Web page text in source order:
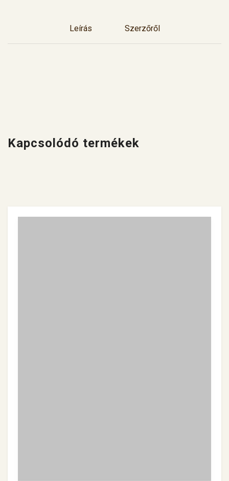
Leírás Szerzőről
Kapcsolódó termékek